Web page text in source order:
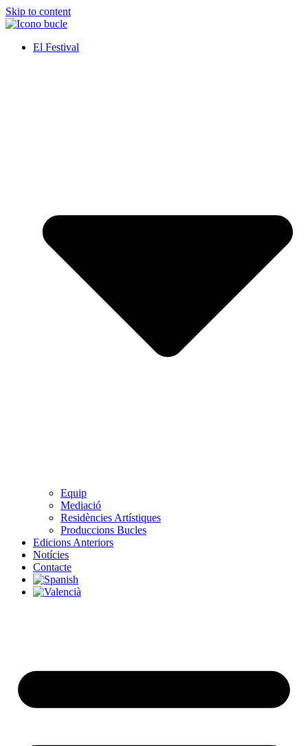
Skip to content
El Festival
Equip
Mediació
Residències Artístiques
Produccions Bucles
Edicions Anteriors
Notícies
Contacte